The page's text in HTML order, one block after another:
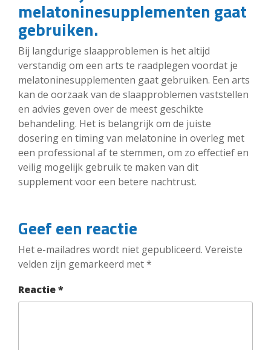
melatoninesupplementen gaat
gebruiken.
Bij langdurige slaapproblemen is het altijd
verstandig om een arts te raadplegen voordat je
melatoninesupplementen gaat gebruiken. Een arts
kan de oorzaak van de slaapproblemen vaststellen
en advies geven over de meest geschikte
behandeling. Het is belangrijk om de juiste
dosering en timing van melatonine in overleg met
een professional af te stemmen, om zo effectief en
veilig mogelijk gebruik te maken van dit
supplement voor een betere nachtrust.
Geef een reactie
Het e-mailadres wordt niet gepubliceerd. Vereiste
velden zijn gemarkeerd met*
Reactie*